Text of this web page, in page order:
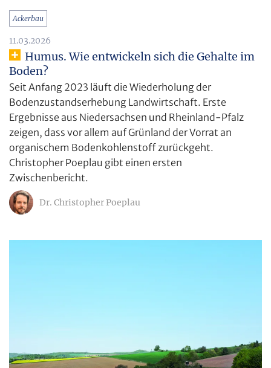
Ackerbau
11.03.2026
Humus. Wie entwickeln sich die Gehalte im
Boden?
Seit Anfang 2023 läuft die Wiederholung der
Bodenzustandserhebung Landwirtschaft. Erste
Ergebnisse aus Niedersachsen und Rheinland-Pfalz
zeigen, dass vor allem auf Grünland der Vorrat an
organischem Bodenkohlenstoff zurückgeht.
Christopher Poeplau gibt einen ersten
Zwischenbericht.
Dr. Christopher Poeplau